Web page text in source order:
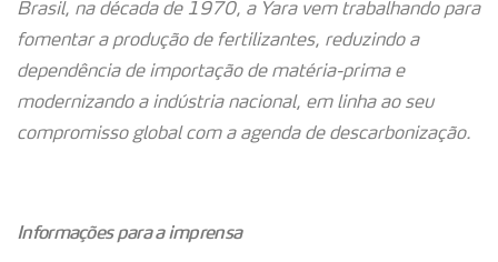
Brasil, na década de 1970, a Yara vem trabalhando para
fomentar a produção de fertilizantes, reduzindo a
dependência de importação de matéria-prima e
modernizando a indústria nacional, em linha ao seu
compromisso global com a agenda de descarbonização.
Informações para a imprensa